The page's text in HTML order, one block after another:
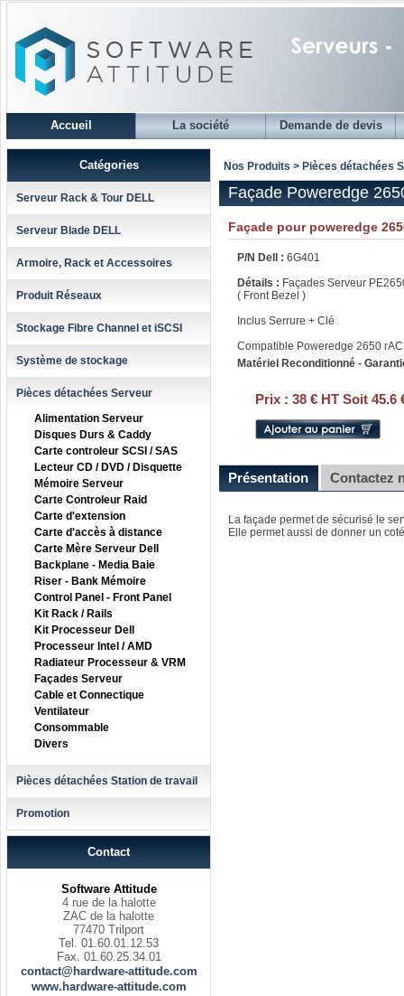
Accueil La société Demande de devis
Catégories
Serveur Rack & Tour DELL
Serveur Blade DELL
Armoire, Rack et Accessoires
Produit Réseaux
Stockage Fibre Channel et iSCSI
Système de stockage
Pièces détachées Serveur
Alimentation Serveur
Disques Durs & Caddy
Carte controleur SCSI / SAS
Lecteur CD / DVD / Disquette
Mémoire Serveur
Carte Controleur Raid
Carte d'extension
Carte d'accès à distance
Carte Mère Serveur Dell
Backplane - Media Baie
Riser - Bank Mémoire
Control Panel - Front Panel
Kit Rack / Rails
Kit Processeur Dell
Processeur Intel / AMD
Radiateur Processeur & VRM
Façades Serveur
Cable et Connectique
Ventilateur
Consommable
Divers
Pièces détachées Station de travail
Promotion
Contact
Software Attitude
4 rue de la halotte
ZAC de la halotte
77470 Trilport
Tel. 01.60.01.12.53
Fax. 01.60.25.34.01
contact@hardware-attitude.com
www.hardware-attitude.com
Nos Produits > Pièces détachées
Façade Poweredge
Façade pour poweredge
P/N Dell : 6G401
Détails : Façades Serveur
( Front Bezel )
Inclus Serrure + Clé
Compatible Poweredge 2650
Matériel Reconditionné -
Prix : 38 € HT Soit 45.6
Présentation Contactez
La façade permet de sécurisé le
Elle permet aussi de donner un